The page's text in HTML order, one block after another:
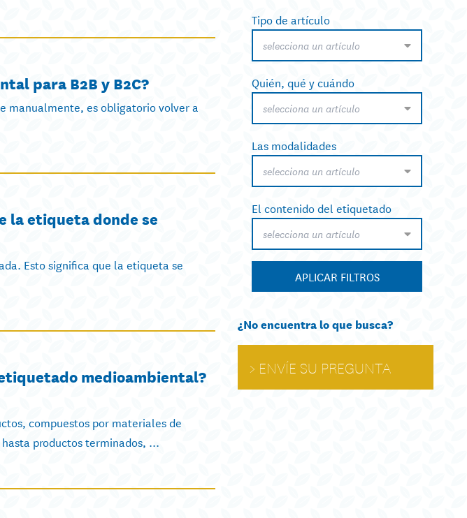
para B2B y B2C?
manualmente, es obligatorio volver a
la etiqueta donde se
Esto significa que la etiqueta se
medioambiental?
compuestos por materiales de
productos terminados, ...
Tipo de artículo
selecciona un artículo
Quién, qué y cuándo
selecciona un artículo
Las modalidades
selecciona un artículo
El contenido del etiquetado
selecciona un artículo
APLICAR FILTROS
¿No encuentra lo que busca?
ENVÍE SU PREGUNTA